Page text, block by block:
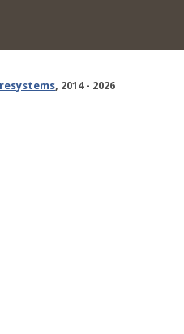
, 2014 - 2026